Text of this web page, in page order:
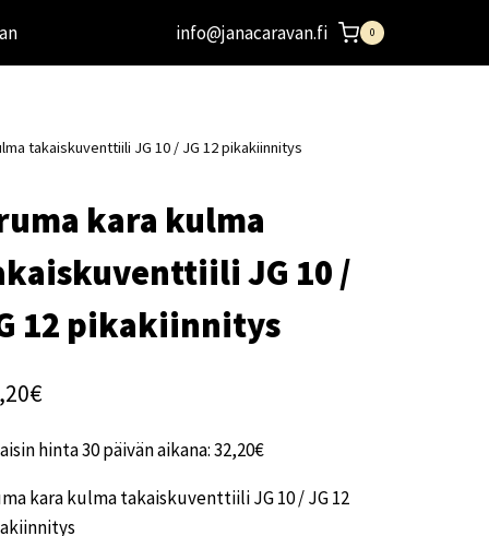
info@janacaravan.fi 0
takaiskuventtiili JG 10 / JG 12 pikakiinnitys
kara kulma
JG 10 /
12 pikakiinnitys
€
hinta 30 päivän aikana:32,20€
kara kulma takaiskuventtiili JG 10 / JG 12